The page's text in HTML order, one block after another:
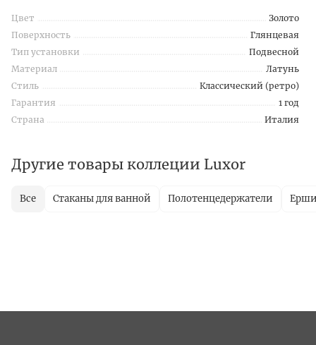
Цвет
Золото
Поверхность
Глянцевая
Тип установки
Подвесной
Материал
Латунь
Стиль
Классический (ретро)
Гарантия
1 год
Страна
Италия
Другие товары коллеции Luxor
Все Стаканы для ванной Полотенцедержатели